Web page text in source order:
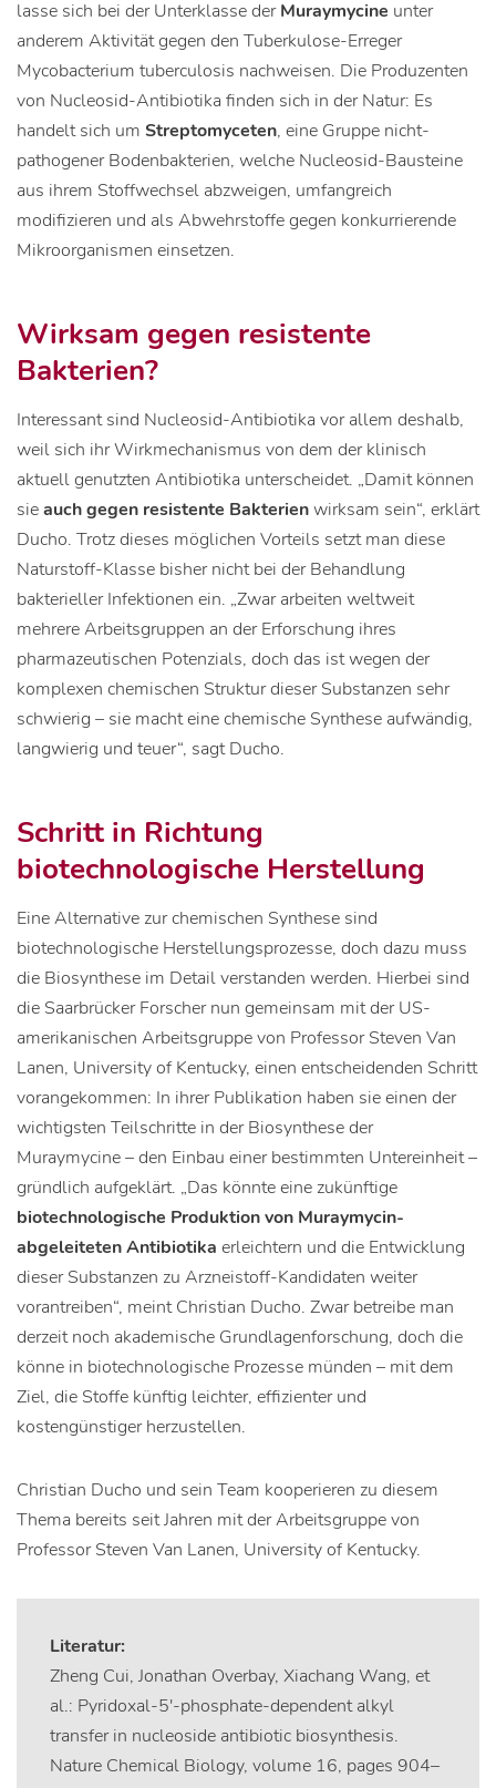
lasse sich bei der Unterklasse derMuraymycine unter
anderem Aktivität gegen den Tuberkulose-Erreger
Mycobacterium tuberculosis nachweisen. Die Produzenten
von Nucleosid-Antibiotika finden sich in der Natur: Es
handelt sich um Streptomyceten, eine Gruppe nicht-
pathogener Bodenbakterien, welche Nucleosid-Bausteine
aus ihrem Stoffwechsel abzweigen, umfangreich
modifizieren und als Abwehrstoffe gegen konkurrierende
Mikroorganismen einsetzen.
Wirksam gegen resistente
Bakterien?
Interessant sind Nucleosid-Antibiotika vor allem deshalb,
weil sich ihr Wirkmechanismus von dem der klinisch
aktuell genutzten Antibiotika unterscheidet. „Damit können
sieauch gegen resistente Bakterienwirksam sein“, erklärt
Ducho. Trotz dieses möglichen Vorteils setzt man diese
Naturstoff-Klasse bisher nicht bei der Behandlung
bakterieller Infektionen ein. „Zwar arbeiten weltweit
mehrere Arbeitsgruppen an der Erforschung ihres
pharmazeutischen Potenzials, doch das ist wegen der
komplexen chemischen Struktur dieser Substanzen sehr
schwierig – sie macht eine chemische Synthese aufwändig,
langwierig und teuer“, sagt Ducho.
Schritt in Richtung
biotechnologische Herstellung
Eine Alternative zur chemischen Synthese sind
biotechnologische Herstellungsprozesse, doch dazu muss
die Biosynthese im Detail verstanden werden. Hierbei sind
die Saarbrücker Forscher nun gemeinsam mit der US-
amerikanischen Arbeitsgruppe von Professor Steven Van
Lanen, University of Kentucky, einen entscheidenden Schritt
vorangekommen: In ihrer Publikation haben sie einen der
wichtigsten Teilschritte in der Biosynthese der
Muraymycine – den Einbau einer bestimmten Untereinheit –
gründlich aufgeklärt. „Das könnte eine zukünftige
biotechnologische Produktion von Muraymycin-
abgeleiteten Antibiotika erleichtern und die Entwicklung
dieser Substanzen zu Arzneistoff-Kandidaten weiter
vorantreiben“, meint Christian Ducho. Zwar betreibe man
derzeit noch akademische Grundlagenforschung, doch die
könne in biotechnologische Prozesse münden – mit dem
Ziel, die Stoffe künftig leichter, effizienter und
kostengünstiger herzustellen.
Christian Ducho und sein Team kooperieren zu diesem
Thema bereits seit Jahren mit der Arbeitsgruppe von
Professor Steven Van Lanen, University of Kentucky.
Literatur:
Zheng Cui, Jonathan Overbay, Xiachang Wang, et
al.: Pyridoxal-5′-phosphate-dependent alkyl
transfer in nucleoside antibiotic biosynthesis.
Nature Chemical Biology, volume 16, pages 904–